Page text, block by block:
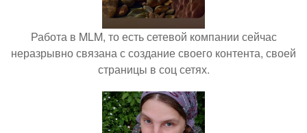
Работа в MLM, то есть сетевой компании сейчас
неразрывно связана с создание своего контента, своей
страницы в соц сетях.